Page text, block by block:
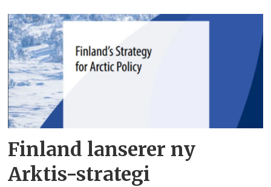
Finland lanserer ny
Arktis-strategi